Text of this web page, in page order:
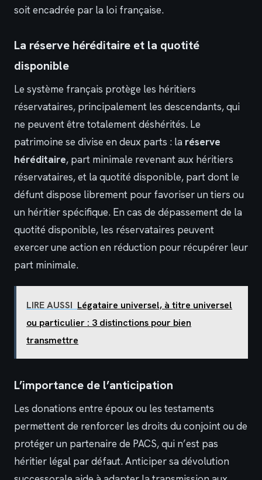
soit encadrée par la loi française.
La réserve héréditaire et la quotité
disponible
Le système français protège les héritiers
réservataires, principalement les descendants, qui
ne peuvent être totalement déshérités. Le
patrimoine se divise en deux parts : la réserve
héréditaire, part minimale revenant aux héritiers
réservataires, et la quotité disponible, part dont le
défunt dispose librement pour favoriser un tiers ou
un héritier spécifique. En cas de dépassement de la
quotité disponible, les réservataires peuvent
exercer une action en réduction pour récupérer leur
part minimale.
LIRE AUSSI Légataire universel, à titre universel
ou particulier : 3 distinctions pour bien
transmettre
L’importance de l’anticipation
Les donations entre époux ou les testaments
permettent de renforcer les droits du conjoint ou de
protéger un partenaire de PACS, qui n’est pas
héritier légal par défaut. Anticiper sa dévolution